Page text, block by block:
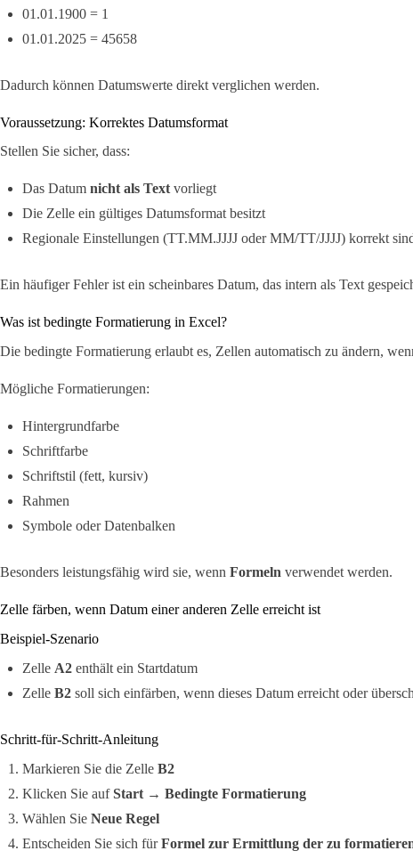
01.01.1900 = 1
01.01.2025 = 45658
Dadurch können Datumswerte direkt verglichen werden.
Voraussetzung: Korrektes Datumsformat
Stellen Sie sicher, dass:
Das Datum nicht als Text vorliegt
Die Zelle ein gültiges Datumsformat besitzt
Regionale Einstellungen (TT.MM.JJJJ oder MM/TT/JJJJ) korrekt
Ein häufiger Fehler ist ein scheinbares Datum, das intern als Text
Was ist bedingte Formatierung in Excel?
Die bedingte Formatierung erlaubt es, Zellen automatisch zu ändern,
Mögliche Formatierungen:
Hintergrundfarbe
Schriftfarbe
Schriftstil (fett, kursiv)
Rahmen
Symbole oder Datenbalken
Besonders leistungsfähig wird sie, wenn Formeln verwendet werden.
Zelle färben, wenn Datum einer anderen Zelle erreicht ist
Beispiel-Szenario
Zelle A2 enthält ein Startdatum
Zelle B2 soll sich einfärben, wenn dieses Datum erreicht oder
Schritt-für-Schritt-Anleitung
Markieren Sie die Zelle B2
Klicken Sie aufStart → Bedingte Formatierung
Wählen Sie Neue Regel
Entscheiden Sie sich fürFormel zur Ermittlung der zu